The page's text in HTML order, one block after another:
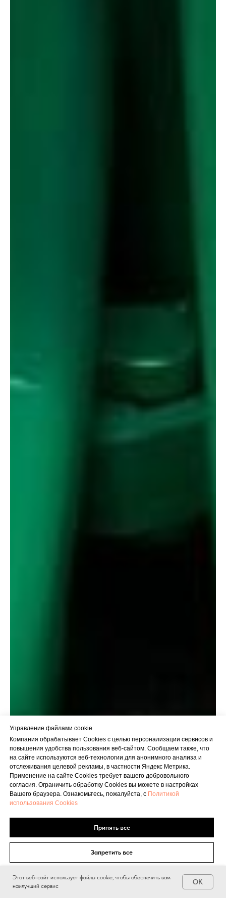
Управление файлами cookie
Компания обрабатывает Cookies с целью персонализации сервисов и
повышения удобства пользования веб-сайтом. Сообщаем также, что
на сайте используются веб-технологии для анонимного анализа и
отслеживания целевой рекламы, в частности Яндекс Метрика.
Применение на сайте Cookies требует вашего добровольного
согласия. Ограничить обработку Cookies вы можете в настройках
Вашего браузера. Ознакомьтесь, пожалуйста, с Политикой
использования Cookies
Принять все
Запретить все
Настройки файлов cookie
Этот веб-сайт использует файлы cookie, чтобы обеспечить вам
наилучший сервис
OK